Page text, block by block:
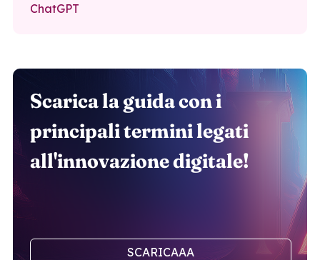
ChatGPT
Scarica la guida con i
principali termini legati
all'innovazione digitale!
SCARICAAA